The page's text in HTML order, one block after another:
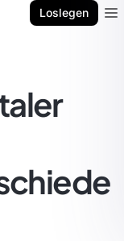
Loslegen